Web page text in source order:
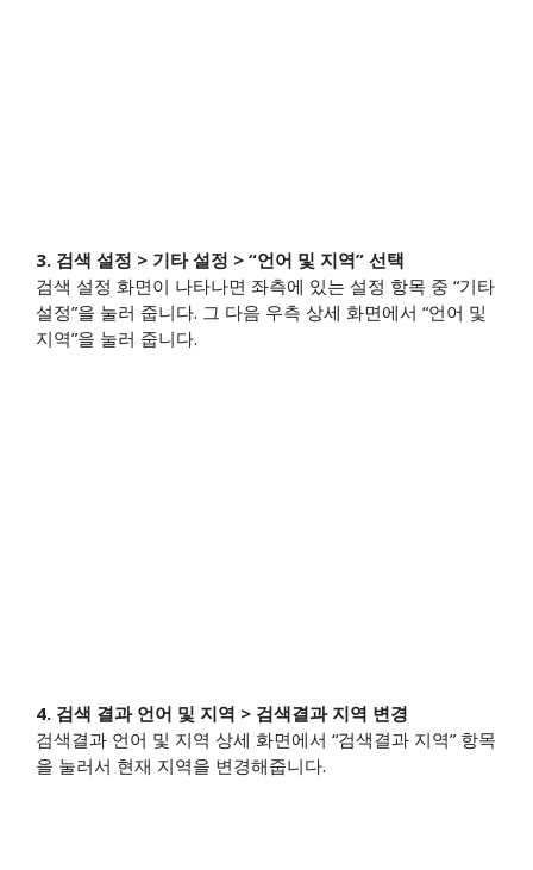
3. 검색 설정 > 기타 설정 > “언어 및 지역” 선택
검색 설정 화면이 나타나면 좌측에 있는 설정 항목 중 “기타
설정”을 눌러 줍니다. 그 다음 우측 상세 화면에서 “언어 및
지역”을 눌러 줍니다.
4. 검색 결과 언어 및 지역 > 검색결과 지역 변경
검색결과 언어 및 지역 상세 화면에서 “검색결과 지역” 항목
을 눌러서 현재 지역을 변경해줍니다.